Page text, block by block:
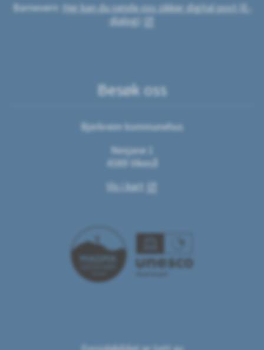
Barnevern: Her kan du sende oss sikker digital post (E-
dialog)
Besøk oss
Bjerkreim kommunehus
Nesjane 1
4389 Vikeså
Vis i kart